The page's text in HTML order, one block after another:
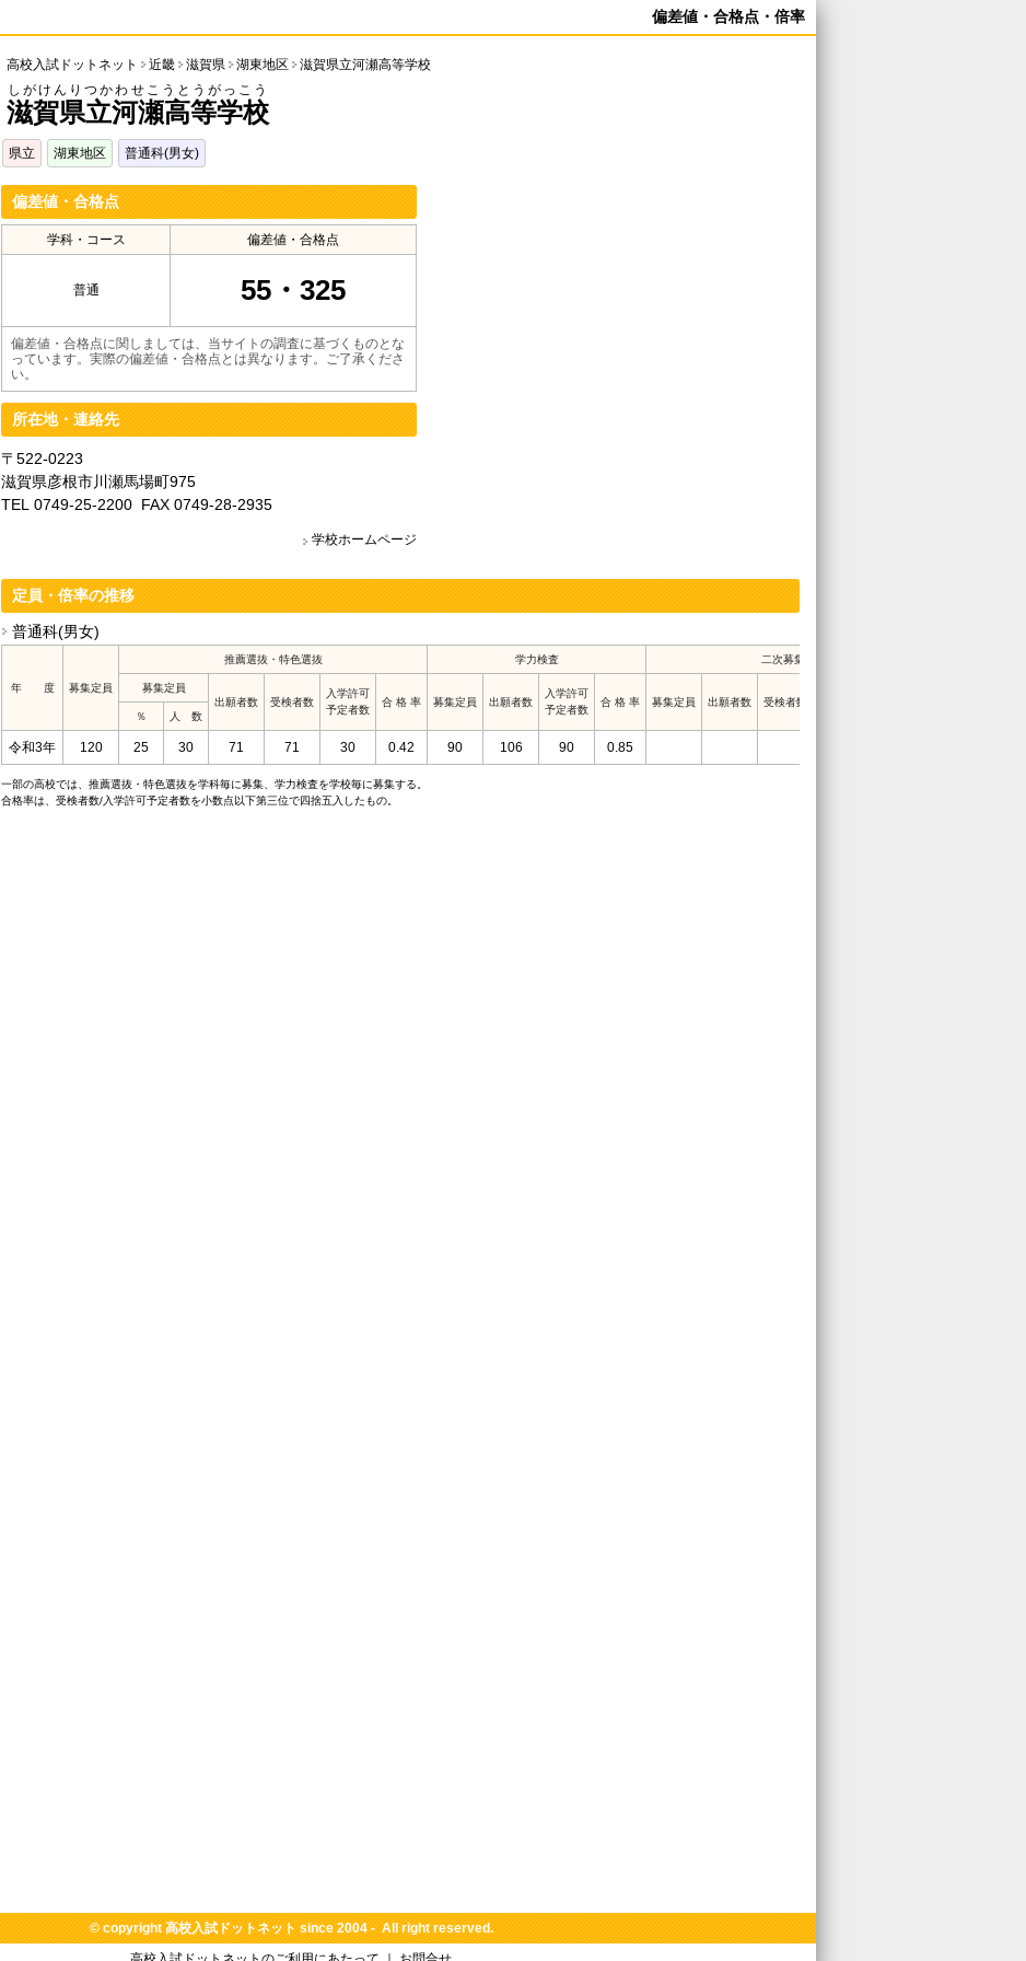
偏差値・合格点・倍率
高校入試ドットネット 近畿 滋賀県 湖東地区 滋賀県立河瀬高等学校
滋賀県立河瀬高等学校
しがけんりつかわせこうとうがっこう
県立 湖東地区 普通科(男女)
偏差値・合格点
学科・コース 偏差値・合格点
普通 55・325
偏差値・合格点に関しましては、当サイトの調査に基づくものとな
っています。実際の偏差値・合格点とは異なります。ご了承くださ
い。
所在地・連絡先
〒522-0223
滋賀県彦根市川瀬馬場町975
TEL 0749-25-2200 FAX 0749-28-2935
学校ホームページ
定員・倍率の推移
普通科(男女)
年 度 募集定員
推薦選抜・特色選抜 学力検査 二次募集
募集定員
出願者数
受検者数
入学許可
予定者数
合 格 率 募集定員 出願者数
入学許可
予定者数
合 格 率 募集定員 出願者数 受検者数
％
人 数
令和3年 120 25 30 71 71 30 0.42 90 106 90 0.85
一部の高校では、推薦選抜・特色選抜を学科毎に募集、学力検査を学校毎に募集する。
合格率は、受検者数/入学許可予定者数を小数点以下第三位で四捨五入したもの。
© copyright高校入試ドットネット since 2004 - All right reserved.